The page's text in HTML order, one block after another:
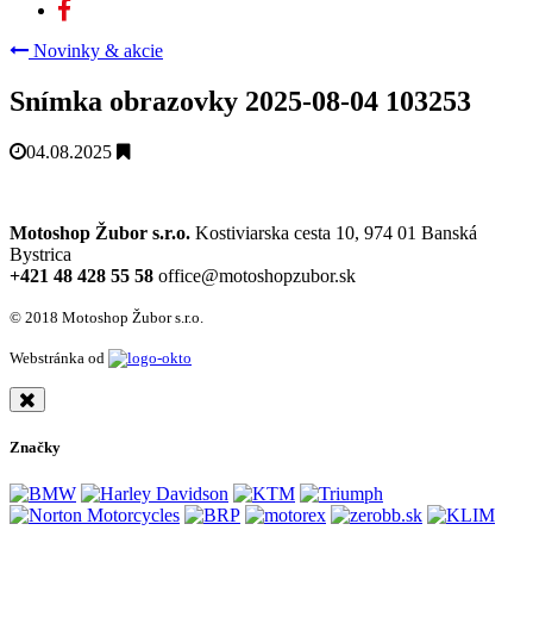
Novinky & akcie
Snímka obrazovky 2025-08-04 103253
04.08.2025
Motoshop Žubor s.r.o. Kostiviarska cesta 10, 974 01 Banská
Bystrica
+421 48 428 55 58 office@motoshopzubor.sk
© 2018 Motoshop Žubor s.r.o.
Webstránka od
Značky